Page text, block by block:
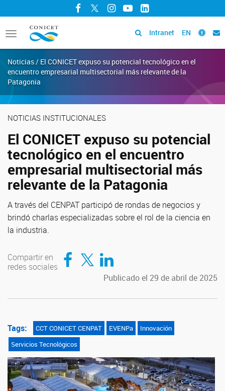
Facebook
TwitterInstagram
YouTubeLinkedIn
Toggle
navigation
Intranet EN
Noticias / El CONICET expuso su potencial tecnológico en el
encuentro empresarial multisectorial más relevante de la
Patagonia
NOTICIAS INSTITUCIONALES
El CONICET expuso su potencial
tecnológico en el encuentro
empresarial multisectorial más
relevante de la Patagonia
A través del CENPAT participó de rondas de negocios y
brindó charlas especializadas sobre el rol de la ciencia en
la industria.
Compartir en
redes sociales
Compartir en Facebook
Compartir en TwitterCompartir en LinkedIn
Publicado el 29 de abril de 2025
Tags: CCT CONICET CENPAT EVENPa
Innovación
Servicios Tecnológicos